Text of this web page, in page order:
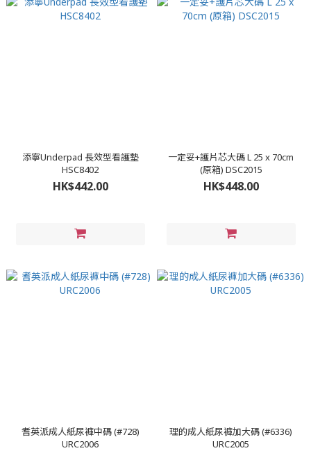
添寧Underpad 長效型看護墊
HSC8402
HK$442.00
一定妥+護片芯大碼 L 25 x 70cm
(原箱) DSC2015
HK$448.00
耆英派成人紙尿褲中碼 (#728)
URC2006
理的成人紙尿褲加大碼 (#6336)
URC2005